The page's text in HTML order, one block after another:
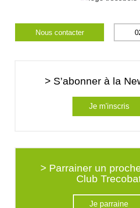
Nous contacter
> S’abonner à la
Je m'inscris
> Parrainer un
Club
Je parraine